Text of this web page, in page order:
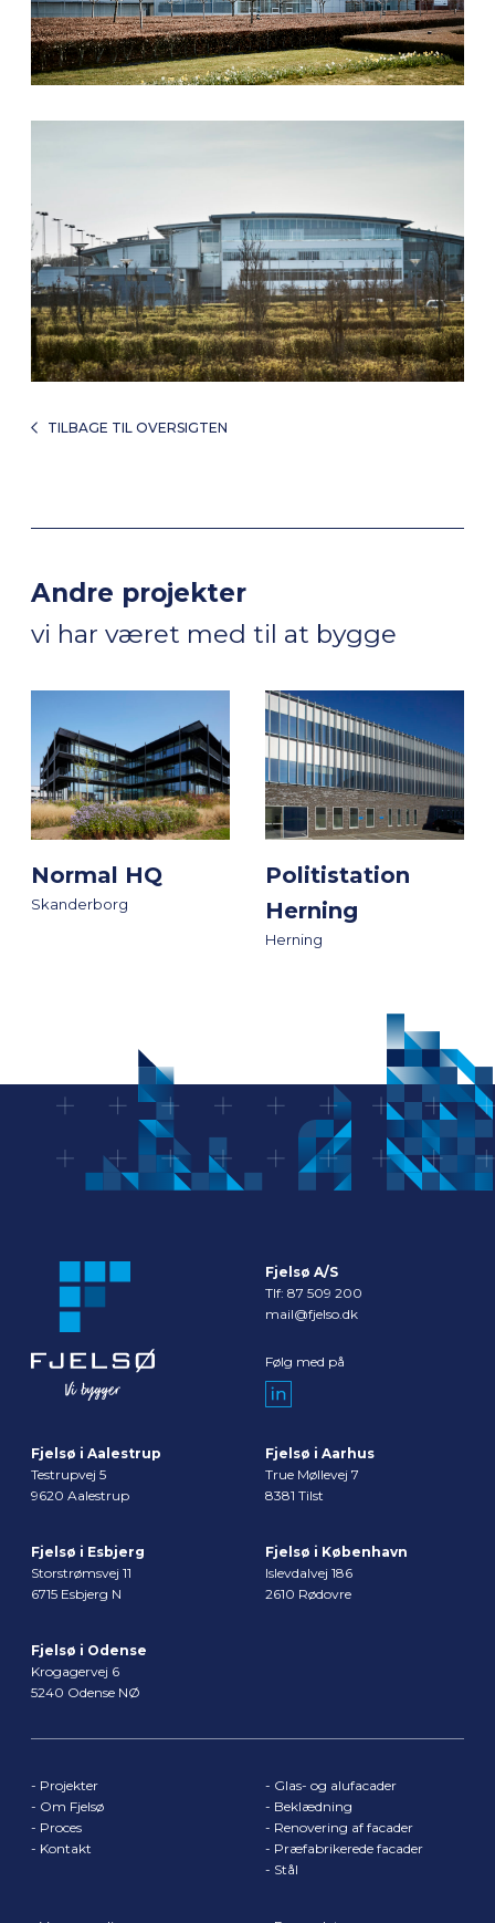
TILBAGE TIL OVERSIGTEN
Andre projekter
vi har været med til at bygge
Normal HQ
Skanderborg
Politistation
Herning
Herning
Fjelsø A/S
Tlf: 87 509 200
mail@fjelso.dk
Følg med på
Fjelsø i Aalestrup
Testrupvej 5
9620 Aalestrup
Fjelsø i Aarhus
True Møllevej 7
8381 Tilst
Fjelsø i Esbjerg
Storstrømsvej 11
6715 Esbjerg N
Fjelsø i København
Islevdalvej 186
2610 Rødovre
Fjelsø i Odense
Krogagervej 6
5240 Odense NØ
- Projekter
- Om Fjelsø
- Proces
- Kontakt
- Glas- og alufacader
- Beklædning
- Renovering af facader
- Præfabrikerede facader
- Stål